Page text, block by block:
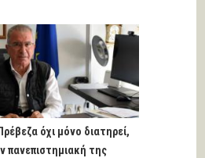
όχι μόνο διατηρεί,
πανεπιστημιακή της